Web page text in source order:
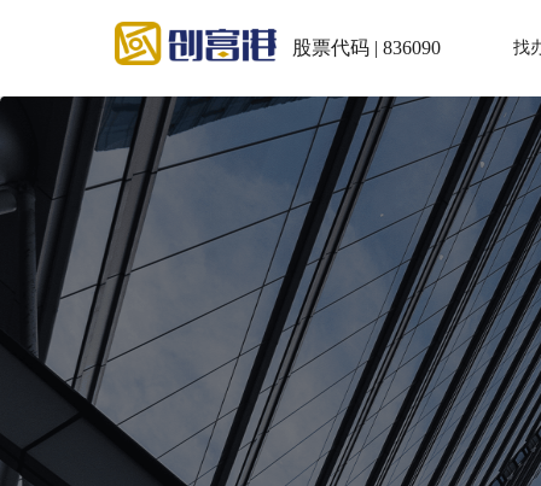
股票代码 | 836090 找